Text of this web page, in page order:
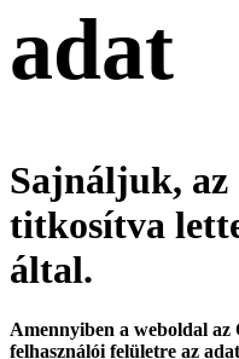
adat
Sajnáljuk,
titkosítva
által.
Amennyiben a weboldal
felhasználói felületre az